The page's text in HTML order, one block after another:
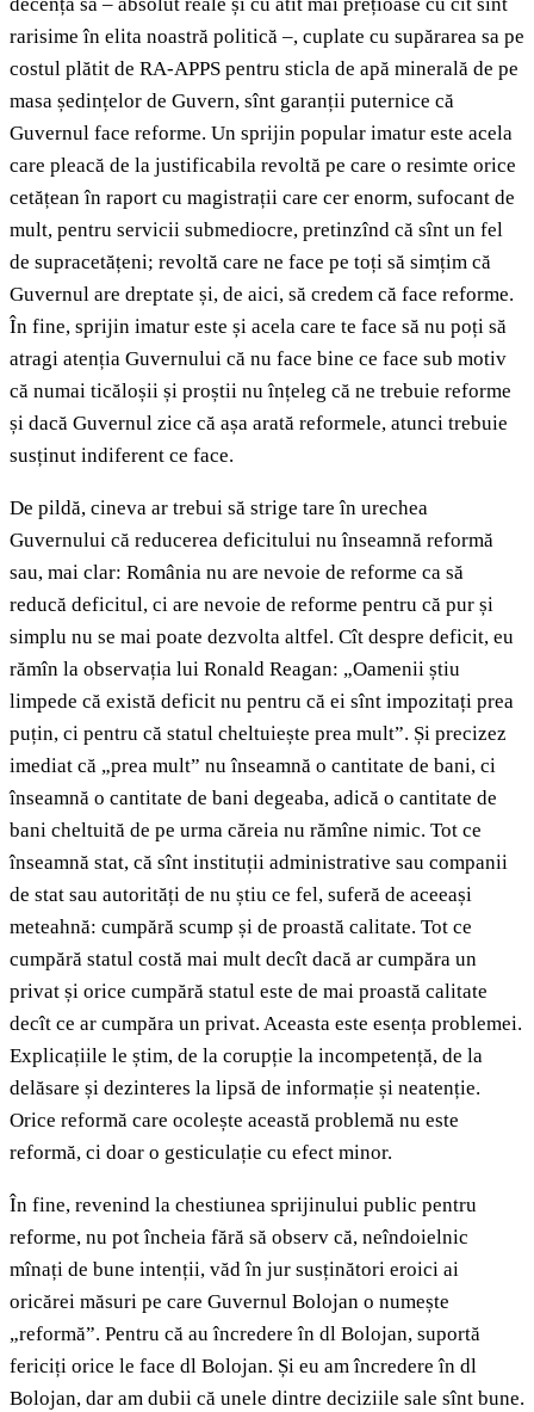
decența sa – absolut reale și cu atît mai prețioase cu cît sînt
rarisime în elita noastră politică –, cuplate cu supărarea sa pe
costul plătit de RA-APPS pentru sticla de apă minerală de pe
masa ședințelor de Guvern, sînt garanții puternice că
Guvernul face reforme. Un sprijin popular imatur este acela
care pleacă de la justificabila revoltă pe care o resimte orice
cetățean în raport cu magistrații care cer enorm, sufocant de
mult, pentru servicii submediocre, pretinzînd că sînt un fel
de supracetățeni; revoltă care ne face pe toți să simțim că
Guvernul are dreptate și, de aici, să credem că face reforme.
În fine, sprijin imatur este și acela care te face să nu poți să
atragi atenția Guvernului că nu face bine ce face sub motiv
că numai ticăloșii și proștii nu înțeleg că ne trebuie reforme
și dacă Guvernul zice că așa arată reformele, atunci trebuie
susținut indiferent ce face.
De pildă, cineva ar trebui să strige tare în urechea
Guvernului că reducerea deficitului nu înseamnă reformă
sau, mai clar: România nu are nevoie de reforme ca să
reducă deficitul, ci are nevoie de reforme pentru că pur și
simplu nu se mai poate dezvolta altfel. Cît despre deficit, eu
rămîn la observația lui Ronald Reagan: „Oamenii știu
limpede că există deficit nu pentru că ei sînt impozitați prea
puțin, ci pentru că statul cheltuiește prea mult”. Și precizez
imediat că „prea mult” nu înseamnă o cantitate de bani, ci
înseamnă o cantitate de bani degeaba, adică o cantitate de
bani cheltuită de pe urma căreia nu rămîne nimic. Tot ce
înseamnă stat, că sînt instituții administrative sau companii
de stat sau autorități de nu știu ce fel, suferă de aceeași
meteahnă: cumpără scump și de proastă calitate. Tot ce
cumpără statul costă mai mult decît dacă ar cumpăra un
privat și orice cumpără statul este de mai proastă calitate
decît ce ar cumpăra un privat. Aceasta este esența problemei.
Explicațiile le știm, de la corupție la incompetență, de la
delăsare și dezinteres la lipsă de informație și neatenție.
Orice reformă care ocolește această problemă nu este
reformă, ci doar o gesticulație cu efect minor.
În fine, revenind la chestiunea sprijinului public pentru
reforme, nu pot încheia fără să observ că, neîndoielnic
mînați de bune intenții, văd în jur susținători eroici ai
oricărei măsuri pe care Guvernul Bolojan o numește
„reformă”. Pentru că au încredere în dl Bolojan, suportă
fericiți orice le face dl Bolojan. Și eu am încredere în dl
Bolojan, dar am dubii că unele dintre deciziile sale sînt bune.